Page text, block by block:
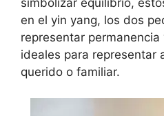
en el yin yang, los dos
representar
ideales para representar
querido o familiar.